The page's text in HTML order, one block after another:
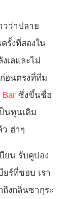
วว่าปลาย
รั้งที่สองใน
เลและไม่
อนตรงที่ทีม
Bar ซึ่งขึ้นชื่อ
นทุนเดิม
ฮ่าๆ
ยน รับคูปอง
ยร์ที่ชอบ เรา
ถึงกลิ่นซากุระ